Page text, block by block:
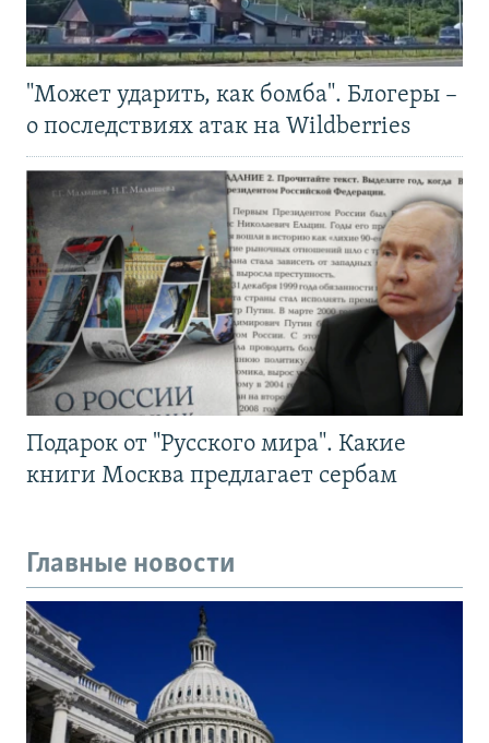
"Может ударить, как бомба". Блогеры –
о последствиях атак на Wildberries
Подарок от "Русского мира". Какие
книги Москва предлагает сербам
Главные новости